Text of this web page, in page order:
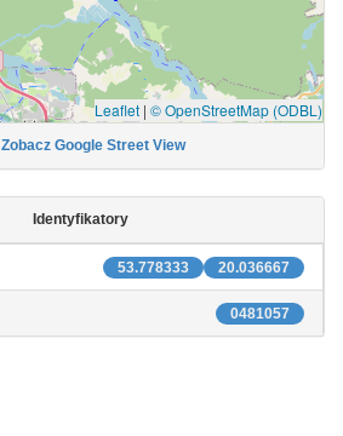
Leaflet | © OpenStreetMap (ODBL)
Zobacz Google Street View
Identyfikatory
20.036667
53.778333
0481057